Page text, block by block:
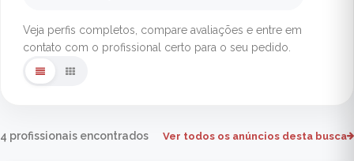
Veja perfis completos, compare avaliações e entre em
contato com o profissional certo para o seu pedido.
4 profissionais encontrados Ver todos os anúncios desta busca